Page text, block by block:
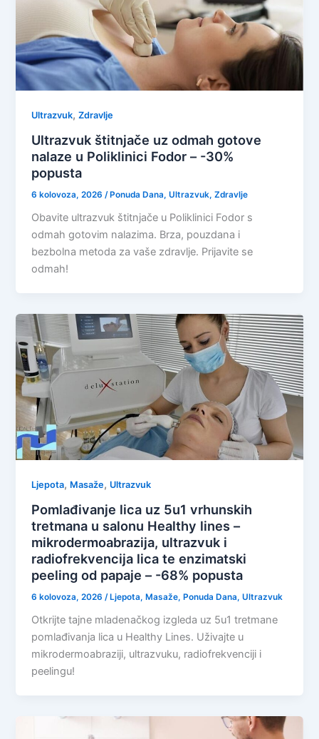
Ultrazvuk,Zdravlje
Ultrazvuk štitnjače uz odmah gotove
nalaze u Poliklinici Fodor – -30%
popusta
6 kolovoza, 2026 /Ponuda Dana,Ultrazvuk,Zdravlje
Obavite ultrazvuk štitnjače u Poliklinici Fodor s
odmah gotovim nalazima. Brza, pouzdana i
bezbolna metoda za vaše zdravlje. Prijavite se
odmah!
Ljepota, Masaže, Ultrazvuk
Pomlađivanje lica uz 5u1 vrhunskih
tretmana u salonu Healthy lines –
mikrodermoabrazija, ultrazvuk i
radiofrekvencija lica te enzimatski
peeling od papaje – -68% popusta
6 kolovoza, 2026 /Ljepota,Masaže,Ponuda Dana,Ultrazvuk
Otkrijte tajne mladenačkog izgleda uz 5u1 tretmane
pomlađivanja lica u Healthy Lines. Uživajte u
mikrodermoabraziji, ultrazvuku, radiofrekvenciji i
peelingu!